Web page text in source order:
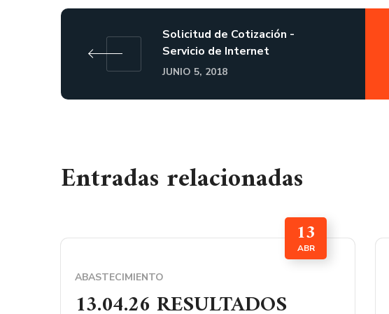
Solicitud de Cotización -
Servicio de Internet
JUNIO 5, 2018
Entradas relacionadas
13
ABR
ABASTECIMIENTO
13.04.26 RESULTADOS